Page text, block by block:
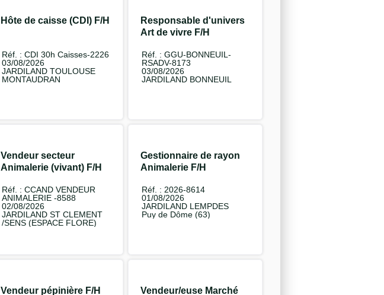
Hôte de caisse (CDI) F/H
Réf. : CDI 30h Caisses-2226
03/08/2026
JARDILAND TOULOUSE
MONTAUDRAN
Responsable d'univers
Art de vivre F/H
Réf. : GGU-BONNEUIL-
RSADV-8173
03/08/2026
JARDILAND BONNEUIL
Vendeur secteur
Animalerie (vivant) F/H
Réf. : CCAND VENDEUR
ANIMALERIE -8588
02/08/2026
JARDILAND ST CLEMENT
/SENS (ESPACE FLORE)
Gestionnaire de rayon
Animalerie F/H
Réf. : 2026-8614
01/08/2026
JARDILAND LEMPDES
Puy de Dôme (63)
Vendeur pépinière F/H
Vendeur/euse Marché